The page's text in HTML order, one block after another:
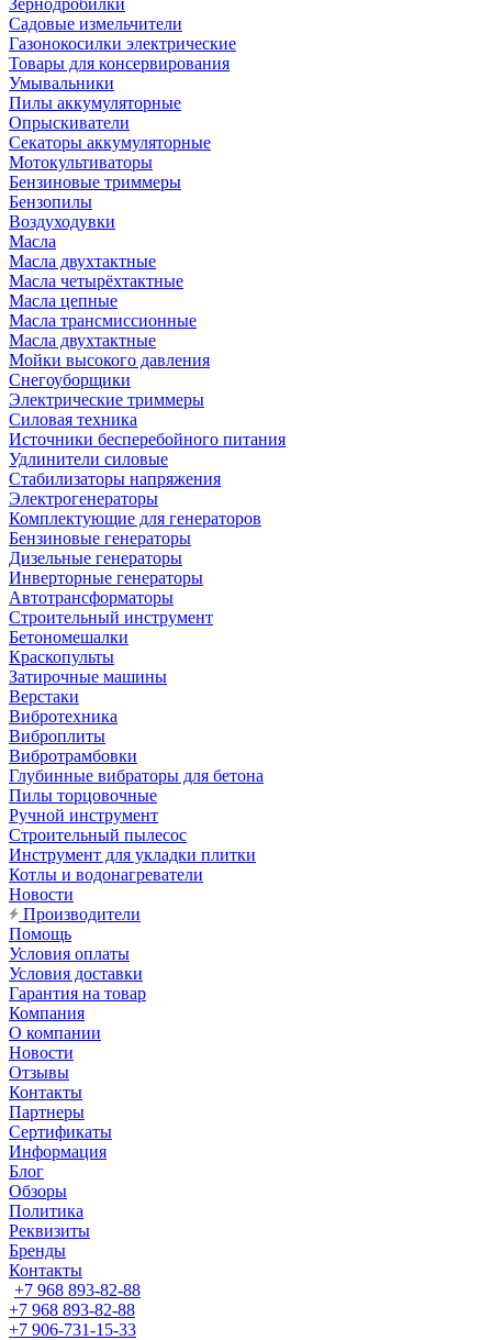
Зернодробилки
Садовые измельчители
Газонокосилки электрические
Товары для консервирования
Умывальники
Пилы аккумуляторные
Опрыскиватели
Секаторы аккумуляторные
Мотокультиваторы
Бензиновые триммеры
Бензопилы
Воздуходувки
Масла
Масла двухтактные
Масла четырёхтактные
Масла цепные
Масла трансмиссионные
Масла двухтактные
Мойки высокого давления
Снегоуборщики
Электрические триммеры
Силовая техника
Источники бесперебойного питания
Удлинители силовые
Стабилизаторы напряжения
Электрогенераторы
Комплектующие для генераторов
Бензиновые генераторы
Дизельные генераторы
Инверторные генераторы
Автотрансформаторы
Строительный инструмент
Бетономешалки
Краскопульты
Затирочные машины
Верстаки
Вибротехника
Виброплиты
Вибротрамбовки
Глубинные вибраторы для бетона
Пилы торцовочные
Ручной инструмент
Строительный пылесос
Инструмент для укладки плитки
Котлы и водонагреватели
Новости
Производители
Помощь
Условия оплаты
Условия доставки
Гарантия на товар
Компания
О компании
Новости
Отзывы
Контакты
Партнеры
Сертификаты
Информация
Блог
Обзоры
Политика
Реквизиты
Бренды
Контакты
+7 968 893-82-88
+7 968 893-82-88
+7 906-731-15-33